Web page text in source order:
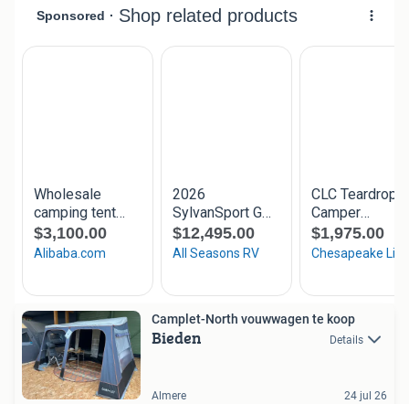
Camplet-North vouwwagen te koop
Bieden Details
Almere 24 jul 26